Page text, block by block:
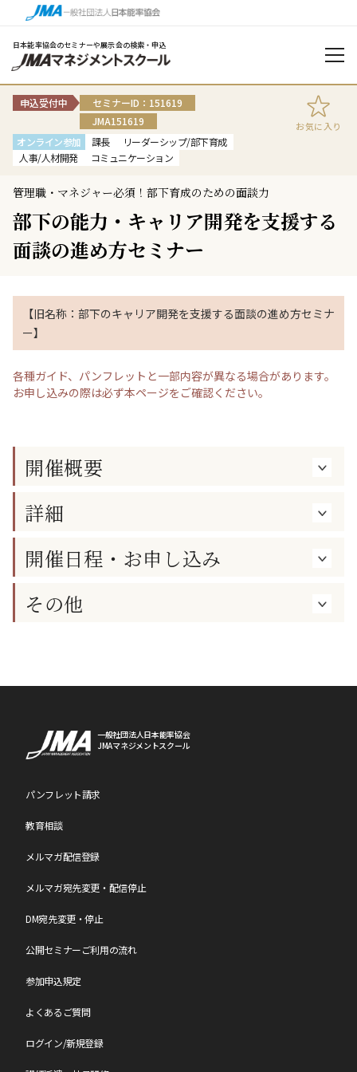
日本能率協会のセミナーや展示会の検索・申込
申込受付中
セミナーID：151619
JMA151619
オンライン参加
課長
リーダーシップ/部下育成
人事/人材開発
コミュニケーション
お気に入り
管理職・マネジャー必須！部下育成のための面談力
部下の能力・キャリア開発を支援する
面談の進め方セミナー
【旧名称：部下のキャリア開発を支援する面談の進め方セミナ
ー】
各種ガイド、パンフレットと一部内容が異なる場合があります。
お申し込みの際は必ず本ページをご確認ください。
開催概要
詳細
開催日程・お申し込み
その他
一般社団法人日本能率協会
JMAマネジメントスクール
パンフレット請求
教育相談
メルマガ配信登録
メルマガ宛先変更・配信停止
DM宛先変更・停止
公開セミナーご利用の流れ
参加申込規定
よくあるご質問
ログイン/新規登録